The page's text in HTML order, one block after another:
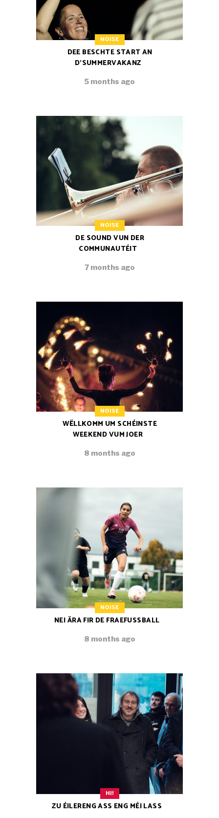
NOISE
DEE BESCHTE START AN
D’SUMMERVAKANZ
5 months ago
NOISE
DE SOUND VUN DER
COMMUNAUTÉIT
7 months ago
NOISE
WËLLKOMM UM SCHÉINSTE
WEEKEND VUM JOER
8 months ago
NOISE
NEI ÄRA FIR DE FRAEFUSSBALL
8 months ago
HI!
ZU ÉILERENG ASS ENG MÉI LASS